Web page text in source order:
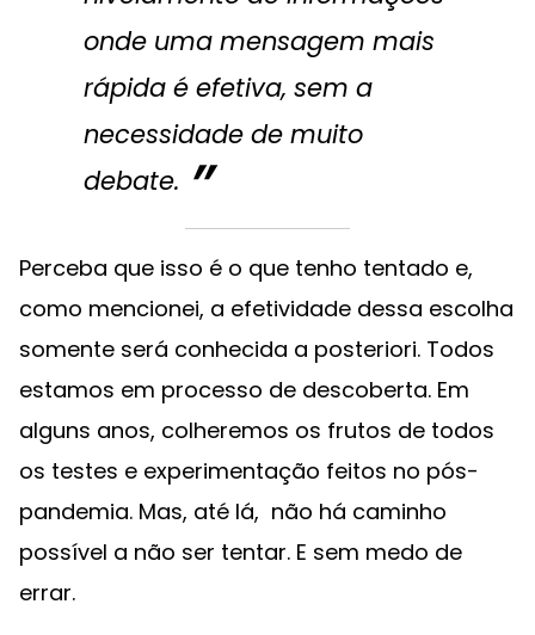
onde uma mensagem mais
rápida é efetiva, sem a
necessidade de muito
debate.
Perceba que isso é o que tenho tentado e,
como mencionei, a efetividade dessa escolha
somente será conhecida a posteriori. Todos
estamos em processo de descoberta. Em
alguns anos, colheremos os frutos de todos
os testes e experimentação feitos no pós-
pandemia. Mas, até lá, não há caminho
possível a não ser tentar. E sem medo de
errar.